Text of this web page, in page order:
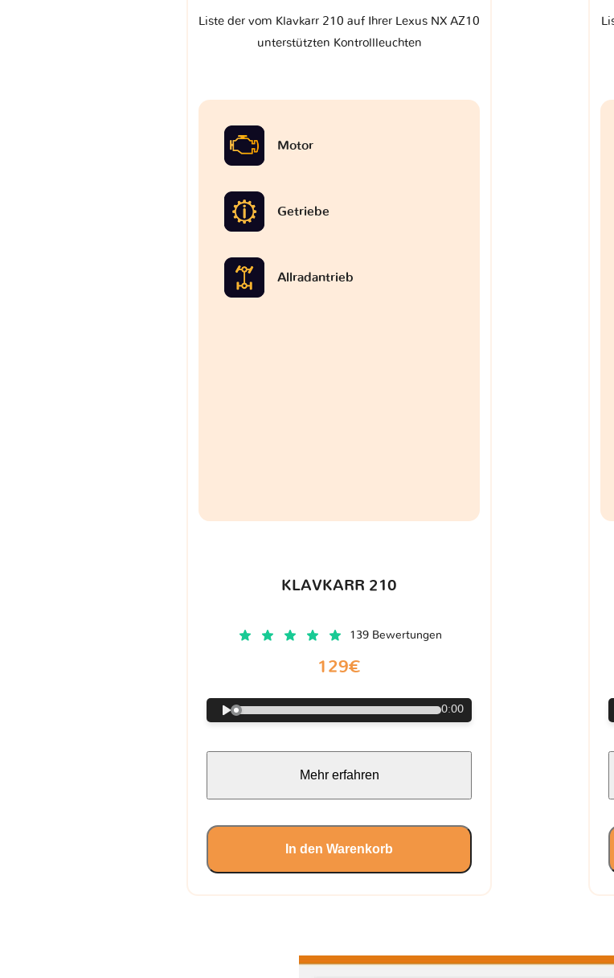
Liste der vom Klavkarr 210 auf Ihrer Lexus NX AZ10
unterstützten Kontrollleuchten
Motor
Getriebe
Allradantrieb
KLAVKARR 210
139 Bewertungen
129€
0:00
Mehr erfahren
In den Warenkorb